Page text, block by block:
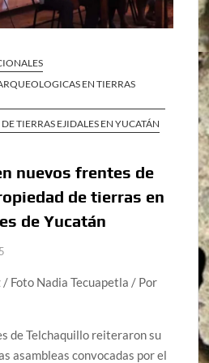
EN TIERRAS
TIERRAS EJIDALES EN YUCATÁN
nuevos frentes de
de tierras en
de Yucatán
Foto Nadia Tecuapetla / Por
de Telchaquillo reiteraron su
asambleas convocadas por el